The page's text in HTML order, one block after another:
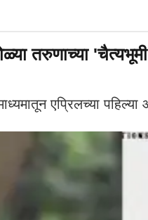
तरुणाच्या
एप्रिलच्या